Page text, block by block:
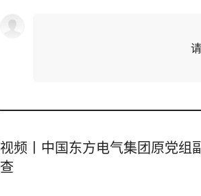
视频丨中国东方电气集团原党组
查